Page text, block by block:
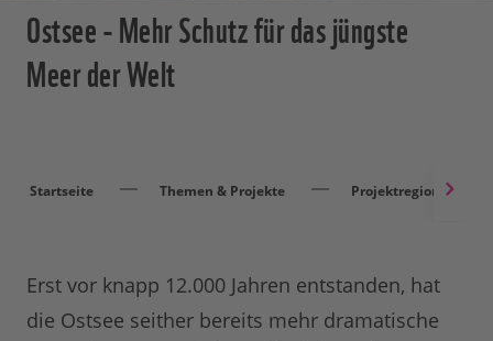
Ostsee - Mehr Schutz für das jüngste
Meer der Welt
Startseite Themen & Projekte Projektregionen
Erst vor knapp 12.000 Jahren entstanden, hat
die Ostsee seither bereits mehr dramatische